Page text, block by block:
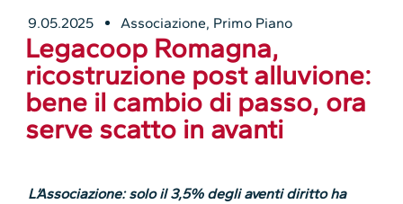
9.05.2025 Associazione, Primo Piano
Legacoop Romagna,
ricostruzione post alluvione:
bene il cambio di passo, ora
serve scatto in avanti
L’Associazione: solo il 3,5% degli aventi diritto ha